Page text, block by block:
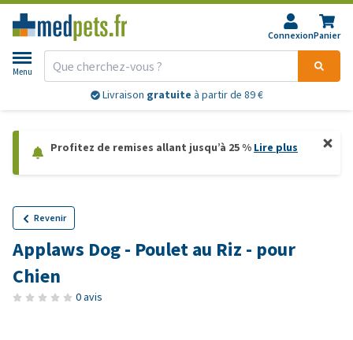
ConnexionPanier
Menu
Livraison gratuite à partir de 89 €
Profitez de remises allant jusqu’à 25 % Lire plus
Revenir
Applaws Dog - Poulet au Riz - pour
Chien
0 avis